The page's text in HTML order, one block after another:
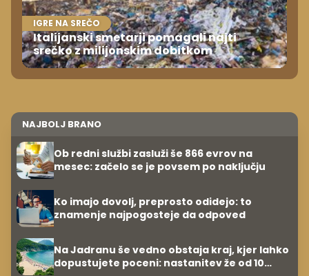
IGRE NA SREČO
Italijanski smetarji pomagali najti
srečko z milijonskim dobitkom
NAJBOLJ BRANO
Ob redni službi zasluži še 866 evrov na
mesec: začelo se je povsem po naključju
Ko imajo dovolj, preprosto odidejo: to
znamenje najpogosteje da odpoved
Na Jadranu še vedno obstaja kraj, kjer lahko
dopustujete poceni: nastanitev že od 10